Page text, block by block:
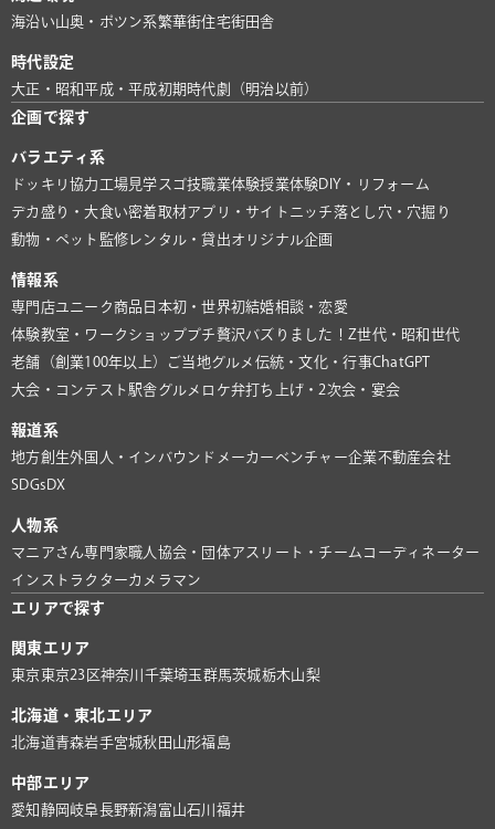
海沿い山奥・ポツン系繁華街住宅街田舎
時代設定
大正・昭和平成・平成初期時代劇（明治以前）
企画で探す
バラエティ系
ドッキリ協力 工場見学 スゴ技職業体験授業体験 DIY・リフォーム
デカ盛り・大食い密着取材アプリ・サイト ニッチ落とし穴・穴掘り
動物・ペット 監修 レンタル・貸出オリジナル企画
情報系
専門店ユニーク商品 日本初・世界初結婚相談・恋愛
体験教室・ワークショッププチ贅沢バズりました！ Z世代・昭和世代
老舗（創業100年以上）
ご当地グルメ 伝統・文化・行事ChatGPT
大会・コンテスト 駅舎グルメ ロケ弁打ち上げ・2次会・宴会
報道系
地方創生外国人・インバウンド メーカー ベンチャー企業不動産会社
SDGs DX
人物系
マニアさん専門家 職人 協会・団体アスリート・チーム コーディネーター
インストラクターカメラマン
エリアで探す
関東エリア
東京 東京23区神奈川 千葉埼玉群馬茨城栃木山梨
北海道・東北エリア
北海道青森岩手宮城秋田 山形福島
中部エリア
愛知 静岡 岐阜長野新潟富山石川 福井